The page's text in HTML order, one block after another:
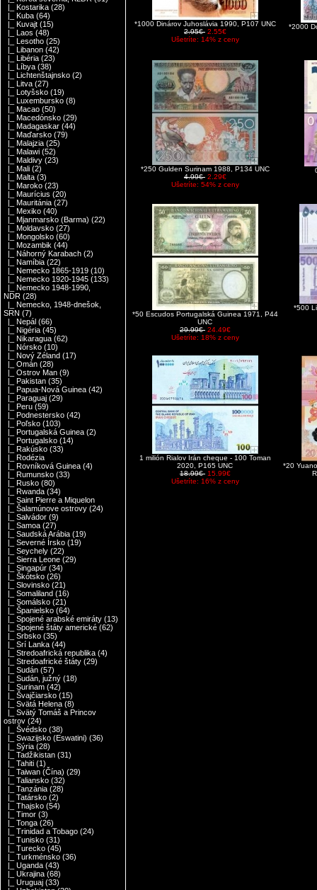
|_ Kostarika (28)
|_ Kuba (64)
|_ Kuvajt (15)
|_ Laos (48)
|_ Lesotho (25)
|_ Libanon (42)
|_ Libéria (23)
|_ Líbya (38)
|_ Lichtenštajnsko (2)
|_ Litva (27)
|_ Lotyšsko (19)
|_ Luxembursko (8)
|_ Macao (50)
|_ Macedónsko (29)
|_ Madagaskar (44)
|_ Maďarsko (79)
|_ Malajzia (25)
|_ Malawi (52)
|_ Maldivy (23)
|_ Mali (2)
|_ Malta (3)
|_ Maroko (23)
|_ Maurícius (20)
|_ Mauritánia (27)
|_ Mexiko (40)
|_ Mjanmarsko (Barma) (22)
|_ Moldavsko (27)
|_ Mongolsko (60)
|_ Mozambik (44)
|_ Náhorný Karabach (2)
|_ Namíbia (22)
|_ Nemecko 1865-1919 (10)
|_ Nemecko 1920-1945 (133)
|_ Nemecko 1948-1990,
NDR (28)
|_ Nemecko, 1948-dnešok,
SRN (7)
|_ Nepál (66)
|_ Nigéria (45)
|_ Nikaragua (62)
|_ Nórsko (10)
|_ Nový Zéland (17)
|_ Omán (28)
|_ Ostrov Man (9)
|_ Pakistan (35)
|_ Papua-Nová Guinea (42)
|_ Paraguaj (29)
|_ Peru (59)
|_ Podnestersko (42)
|_ Poľsko (103)
|_ Portugalská Guinea (2)
|_ Portugalsko (14)
|_ Rakúsko (33)
|_ Rodézia
|_ Rovníková Guinea (4)
|_ Rumunsko (33)
|_ Rusko (80)
|_ Rwanda (34)
|_ Saint Pierre a Miquelon
|_ Šalamúnove ostrovy (24)
|_ Salvádor (9)
|_ Samoa (27)
|_ Saudská Arábia (19)
|_ Severné Írsko (19)
|_ Seychely (22)
|_ Sierra Leone (29)
|_ Singapúr (34)
|_ Škótsko (26)
|_ Slovinsko (21)
|_ Somaliland (16)
|_ Somálsko (21)
|_ Španielsko (64)
|_ Spojené arabské emiráty (13)
|_ Spojené štáty americké (62)
|_ Srbsko (35)
|_ Srí Lanka (44)
|_ Stredoafrická republika (4)
|_ Stredoafrické štáty (29)
|_ Sudán (57)
|_ Sudán, južný (18)
|_ Surinam (42)
|_ Švajčiarsko (15)
|_ Svätá Helena (8)
|_ Svätý Tomáš a Princov
ostrov (24)
|_ Švédsko (38)
|_ Swazijsko (Eswatini) (36)
|_ Sýria (28)
|_ Tadžikistan (31)
|_ Tahiti (1)
|_ Taiwan (Čína) (29)
|_ Taliansko (32)
|_ Tanzánia (28)
|_ Tatársko (2)
|_ Thajsko (54)
|_ Timor (3)
|_ Tonga (26)
|_ Trinidad a Tobago (24)
|_ Tunisko (31)
|_ Turecko (45)
|_ Turkménsko (36)
|_ Uganda (43)
|_ Ukrajina (68)
|_ Uruguaj (33)
*1000 Dinárov Juhoslávia 1990, P107 UNC
2.95€ 2.55€
Ušetríte: 14% z ceny
*2000
*250 Gulden Surinam 1988, P134 UNC
4.99€ 2.29€
Ušetríte: 54% z ceny
*50 Escudos Portugalská Guinea 1971, P44
UNC
29.99€ 24.49€
Ušetríte: 18% z ceny
*500
1 milión Rialov Irán cheque - 100 Toman
2020, P165 UNC
18.99€ 15.99€
Ušetríte: 16% z ceny
*20